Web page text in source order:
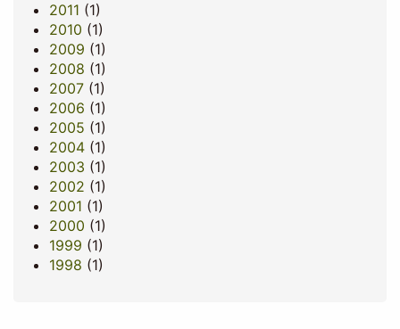
2011 (1)
2010 (1)
2009 (1)
2008 (1)
2007(1)
2006 (1)
2005 (1)
2004(1)
2003 (1)
2002 (1)
2001 (1)
2000 (1)
1999 (1)
1998 (1)